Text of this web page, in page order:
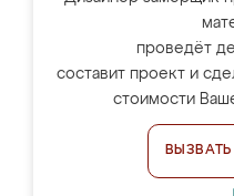
проведёт
составит проект и
стоимости